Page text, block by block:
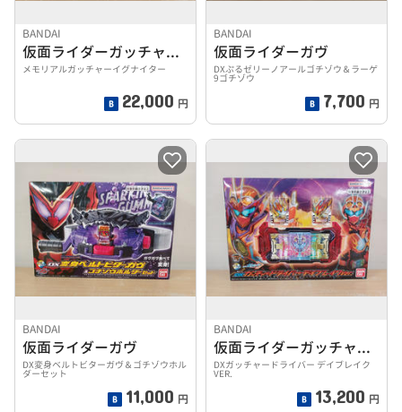
BANDAI
仮面ライダーガッチャード
メモリアルガッチャーイグナイター
22,000 円
BANDAI
仮面ライダーガヴ
DXぷるゼリーノアールゴチゾウ＆ラーゲ
9ゴチゾウ
7,700 円
BANDAI
仮面ライダーガヴ
DX変身ベルトビターガヴ＆ゴチゾウホル
ダーセット
11,000 円
BANDAI
仮面ライダーガッチャード
DXガッチャードライバー デイブレイク
VER.
13,200 円